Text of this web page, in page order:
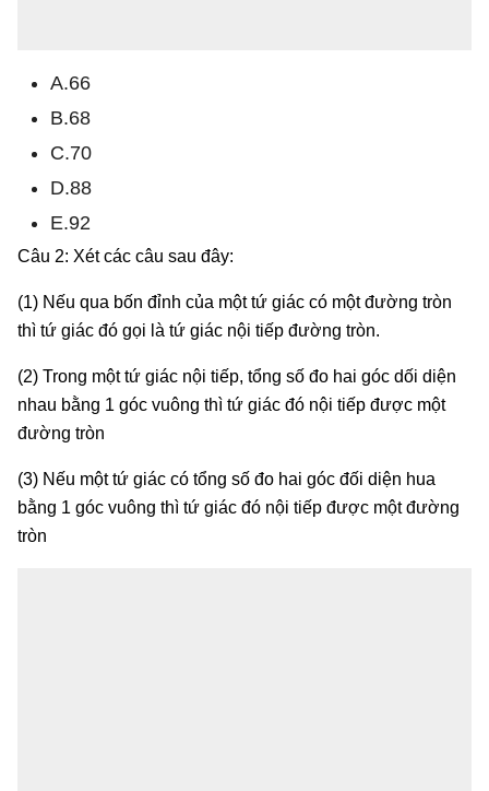
A.66
B.68
C.70
D.88
E.92
Câu 2: Xét các câu sau đây:
(1) Nếu qua bốn đỉnh của một tứ giác có một đường tròn
thì tứ giác đó gọi là tứ giác nội tiếp đường tròn.
(2) Trong một tứ giác nội tiếp, tổng số đo hai góc dối diện
nhau bằng 1 góc vuông thì tứ giác đó nội tiếp được một
đường tròn
(3) Nếu một tứ giác có tổng số đo hai góc đối diện hua
bằng 1 góc vuông thì tứ giác đó nội tiếp được một đường
tròn